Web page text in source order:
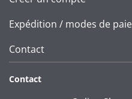
Expédition / modes de
Contact
Contact